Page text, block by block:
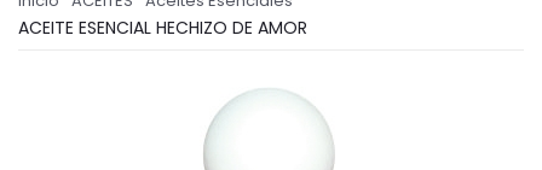
ACEITE ESENCIAL HECHIZO DE AMOR